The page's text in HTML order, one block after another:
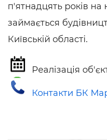
п'ятнадцять років на
займається
Київській області.
Реалізація
Контакти БК